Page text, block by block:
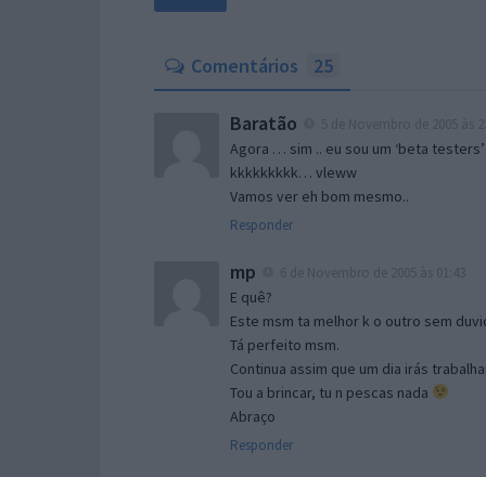
Comentários 25
Baratão
Agora … sim .. eu sou um ‘beta testers’
kkkkkkkkk… vleww
Vamos ver eh bom mesmo..
Responder
mp
E quê?
Este msm ta melhor k o outro sem
Tá perfeito msm.
Continua assim que um dia irás
Tou a brincar, tu n pescas nada
Abraço
Responder